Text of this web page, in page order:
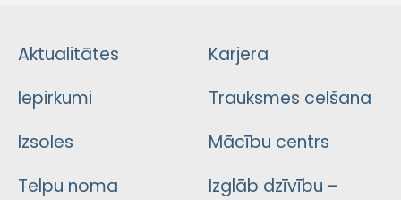
Aktualitātes
Iepirkumi
Izsoles
Telpu noma
Karjera
Trauksmes celšana
Mācību centrs
Izglāb dzīvību –